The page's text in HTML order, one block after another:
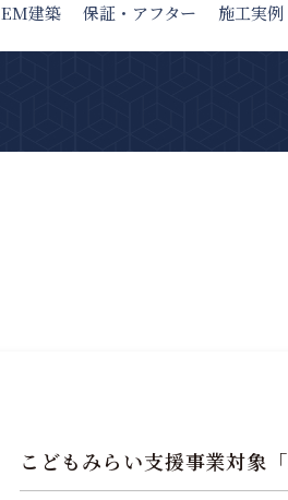
EM建築 保証・アフター 施工実例
こどもみらい支援事業対象